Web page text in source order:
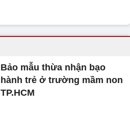
Bảo mẫu thừa nhận bạo
hành trẻ ở trường mầm non
TP.HCM